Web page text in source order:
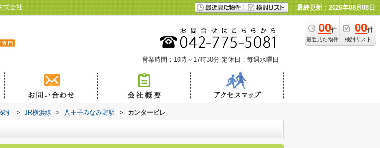
式会社 最終更新：2026年08月08日
00件
最近見た物件
00件
検討リスト
営業時間：10時～17時30分 定休日：毎週水曜日
す > JR横浜線 > 八王子みなみ野駅 > カンタービレ